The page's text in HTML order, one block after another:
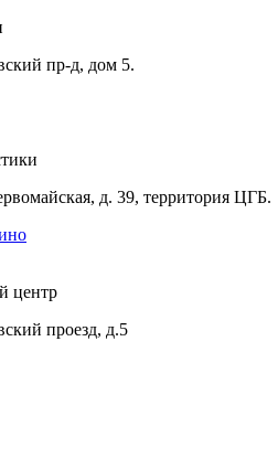
пр-д, дом 5.
д. 39, территория ЦГБ.
центр
проезд, д.5